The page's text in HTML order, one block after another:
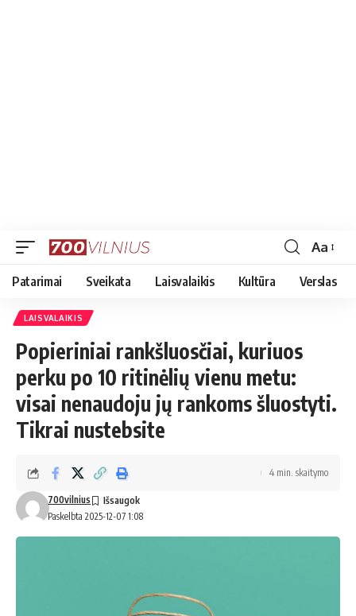
Font
Resizer
Aa
Patarimai Sveikata Laisvalaikis Kultūra Verslas
LAISVALAIKIS
Popieriniai rankšluosčiai, kuriuos
perku po 10 ritinėlių vienu metu:
visai nenaudoju jų rankoms šluostyti.
Tikrai nustebsite
Paskelbta 2025-12-07 1:08
700vilnius
4 min. skaitymo